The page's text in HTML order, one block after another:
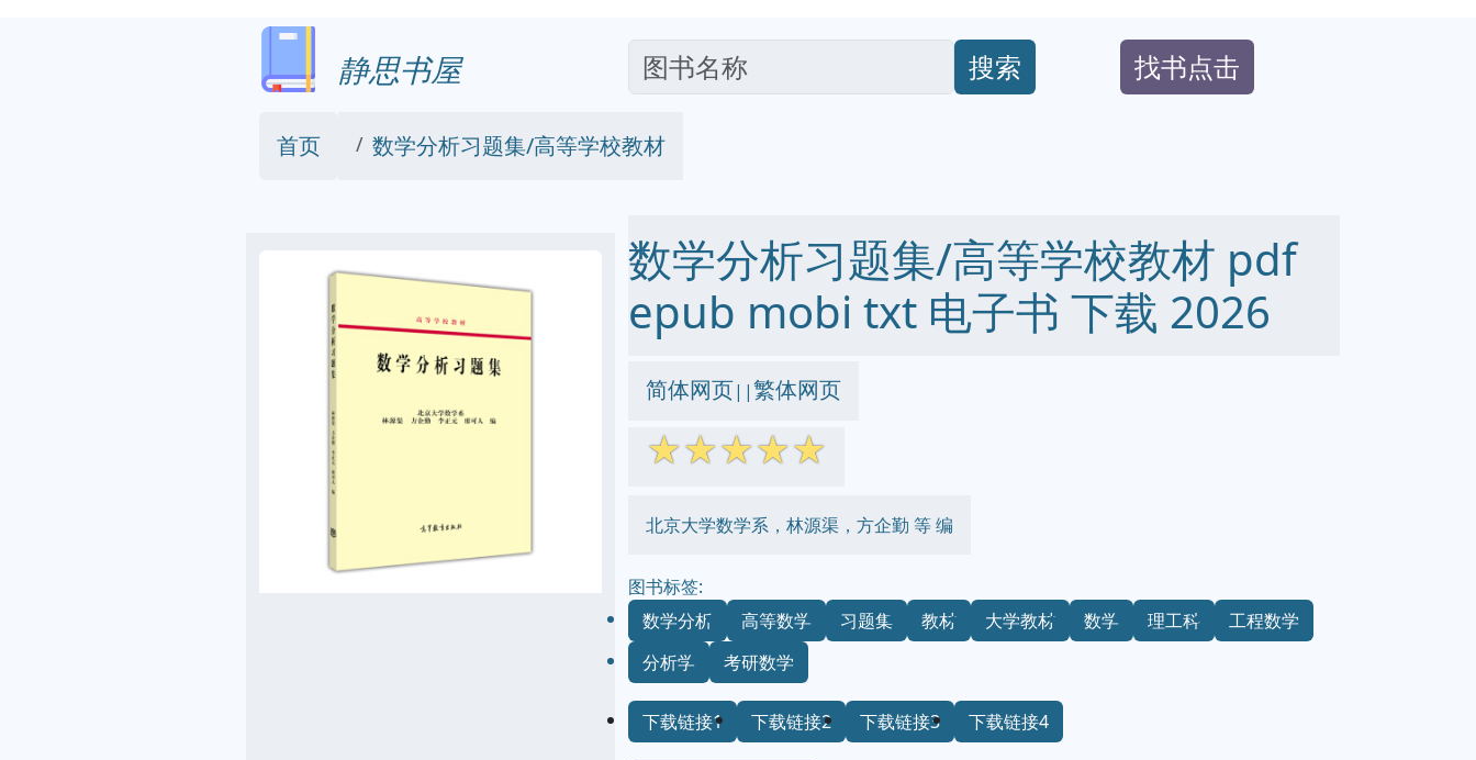
静思书屋 搜索 找书点击
首页 数学分析习题集/高等学校教材
数学分析习题集/高等学校教材 pdf
epub mobi txt 电子书 下载 2026
简体网页||繁体网页
☆☆☆☆☆
北京大学数学系，林源渠，方企勤 等 编
图书标签:
数学分析
高等数学 习题集 教材 大学教材 数学 理工科
工程数学
分析学
考研数学
下载链接1 下载链接2 下载链接3 下载链接4